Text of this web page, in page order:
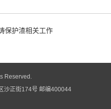
保护渣相关工作
Reserved.
沙正街174号 邮编400044